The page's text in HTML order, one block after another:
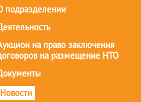
подразделении
на право заключения
на размещение НТО
Новости